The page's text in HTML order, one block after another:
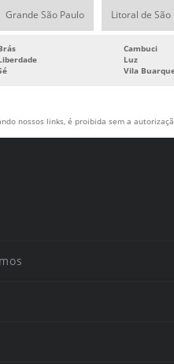
Grande São Paulo Litoral de São
Cambuci
Luz
Vila
nossos links, é proibida sem a